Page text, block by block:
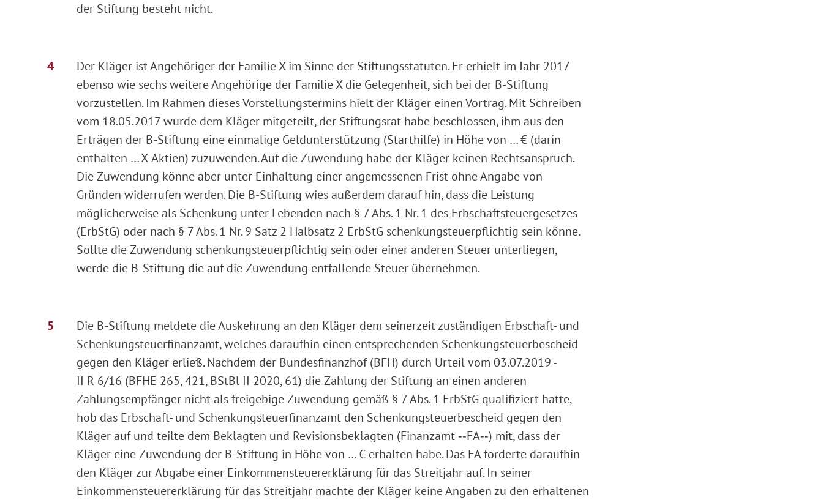
der Stiftung besteht nicht.
Der Kläger ist Angehöriger der Familie X im Sinne der Stiftungsstatuten. Er erhielt im Jahr 2017
ebenso wie sechs weitere Angehörige der Familie X die Gelegenheit, sich bei der B-Stiftung
vorzustellen. Im Rahmen dieses Vorstellungstermins hielt der Kläger einen Vortrag. Mit Schreiben
vom 18.05.2017 wurde dem Kläger mitgeteilt, der Stiftungsrat habe beschlossen, ihm aus den
Erträgen der B-Stiftung eine einmalige Geldunterstützung (Starthilfe) in Höhe von … € (darin
enthalten … X-Aktien) zuzuwenden. Auf die Zuwendung habe der Kläger keinen Rechtsanspruch.
Die Zuwendung könne aber unter Einhaltung einer angemessenen Frist ohne Angabe von
Gründen widerrufen werden. Die B-Stiftung wies außerdem darauf hin, dass die Leistung
möglicherweise als Schenkung unter Lebenden nach § 7 Abs. 1 Nr. 1 des Erbschaftsteuergesetzes
(ErbStG) oder nach § 7 Abs. 1 Nr. 9 Satz 2 Halbsatz 2 ErbStG schenkungsteuerpflichtig sein könne.
Sollte die Zuwendung schenkungsteuerpflichtig sein oder einer anderen Steuer unterliegen,
werde die B-Stiftung die auf die Zuwendung entfallende Steuer übernehmen.
Die B-Stiftung meldete die Auskehrung an den Kläger dem seinerzeit zuständigen Erbschaft- und
Schenkungsteuerfinanzamt, welches daraufhin einen entsprechenden Schenkungsteuerbescheid
gegen den Kläger erließ. Nachdem der Bundesfinanzhof (BFH) durch Urteil vom 03.07.2019 -
II R 6/16 (BFHE 265, 421, BStBl II 2020, 61) die Zahlung der Stiftung an einen anderen
Zahlungsempfänger nicht als freigebige Zuwendung gemäß § 7 Abs. 1 ErbStG qualifiziert hatte,
hob das Erbschaft- und Schenkungsteuerfinanzamt den Schenkungsteuerbescheid gegen den
Kläger auf und teilte dem Beklagten und Revisionsbeklagten (Finanzamt ‑‑FA‑‑) mit, dass der
Kläger eine Zuwendung der B-Stiftung in Höhe von … € erhalten habe. Das FA forderte daraufhin
den Kläger zur Abgabe einer Einkommensteuererklärung für das Streitjahr auf. In seiner
Einkommensteuererklärung für das Streitjahr machte der Kläger keine Angaben zu den erhaltenen